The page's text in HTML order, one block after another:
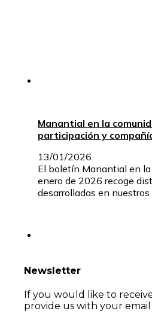
Manantial en la
participación y
13/01/2026
El boletín Manantial en
enero de 2026 recoge
desarrolladas en nuestros
Newsletter
If you would like to
provide us with your email